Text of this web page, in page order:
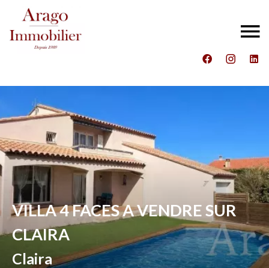
VILLA 4 FACES A VENDRE SUR
CLAIRA
Claira